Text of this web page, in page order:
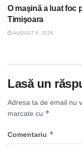
O maşină a luat foc
Timişoara
AUGUST 6, 2026
Lasă un
Adresa ta de email nu
marcate cu *
Comentariu *